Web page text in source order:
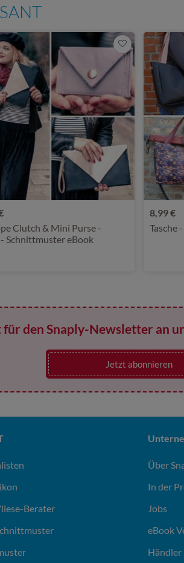
Clutch & Mini Purse -
Schnittmuster eBook
8,99 €
Tasche
den Snaply-Newsletter an
Jetzt abonnieren
Berater
Über
In der
Jobs
eBook
Händler